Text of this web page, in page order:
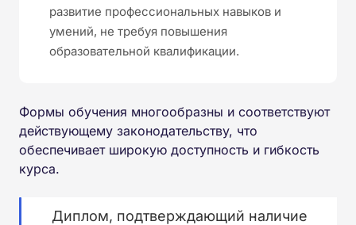
развитие профессиональных навыков и
умений, не требуя повышения
образовательной квалификации.
Формы обучения многообразны и соответствуют
действующему законодательству, что
обеспечивает широкую доступность и гибкость
курса.
Диплом, подтверждающий наличие